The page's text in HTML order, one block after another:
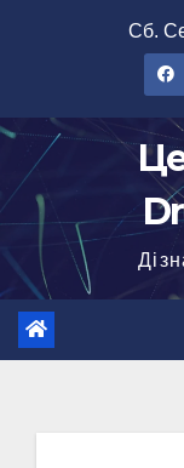
Сб.